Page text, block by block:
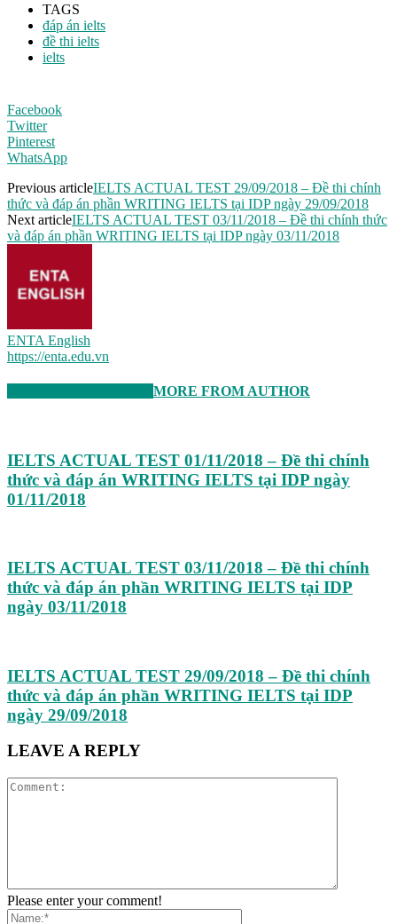
TAGS
đáp án ielts
đề thi ielts
ielts
Facebook
Twitter
Pinterest
WhatsApp
Previous articleIELTS ACTUAL TEST 29/09/2018 – Đề thi chính
thức và đáp án phần WRITING IELTS tại IDP ngày 29/09/2018
Next articleIELTS ACTUAL TEST 03/11/2018 – Đề thi chính thức
và đáp án phần WRITING IELTS tại IDP ngày 03/11/2018
ENTA English
https://enta.edu.vn
MORE FROM AUTHOR
IELTS ACTUAL TEST 01/11/2018 – Đề thi chính
thức và đáp án WRITING IELTS tại IDP ngày
01/11/2018
IELTS ACTUAL TEST 03/11/2018 – Đề thi chính
thức và đáp án phần WRITING IELTS tại IDP
ngày 03/11/2018
IELTS ACTUAL TEST 29/09/2018 – Đề thi chính
thức và đáp án phần WRITING IELTS tại IDP
ngày 29/09/2018
LEAVE A REPLY
Please enter your comment!